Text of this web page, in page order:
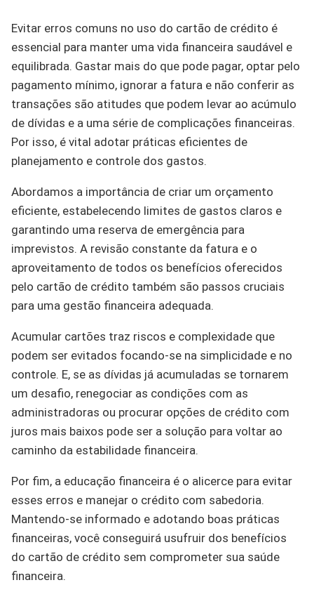
Evitar erros comuns no uso do cartão de crédito é
essencial para manter uma vida financeira saudável e
equilibrada. Gastar mais do que pode pagar, optar pelo
pagamento mínimo, ignorar a fatura e não conferir as
transações são atitudes que podem levar ao acúmulo
de dívidas e a uma série de complicações financeiras.
Por isso, é vital adotar práticas eficientes de
planejamento e controle dos gastos.
Abordamos a importância de criar um orçamento
eficiente, estabelecendo limites de gastos claros e
garantindo uma reserva de emergência para
imprevistos. A revisão constante da fatura e o
aproveitamento de todos os benefícios oferecidos
pelo cartão de crédito também são passos cruciais
para uma gestão financeira adequada.
Acumular cartões traz riscos e complexidade que
podem ser evitados focando-se na simplicidade e no
controle. E, se as dívidas já acumuladas se tornarem
um desafio, renegociar as condições com as
administradoras ou procurar opções de crédito com
juros mais baixos pode ser a solução para voltar ao
caminho da estabilidade financeira.
Por fim, a educação financeira é o alicerce para evitar
esses erros e manejar o crédito com sabedoria.
Mantendo-se informado e adotando boas práticas
financeiras, você conseguirá usufruir dos benefícios
do cartão de crédito sem comprometer sua saúde
financeira.